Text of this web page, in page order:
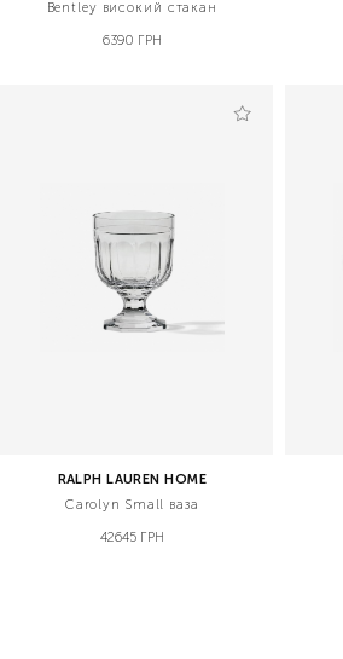
Bentley високий стакан
6390 ГРН
RALPH LAUREN HOME
Carolyn Small ваза
42645 ГРН